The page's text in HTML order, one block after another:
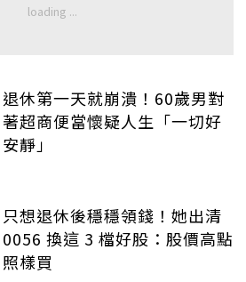
退休第一天就崩潰！60歲男對
著超商便當懷疑人生「一切好
安靜」
只想退休後穩穩領錢！她出清
0056 換這 3 檔好股：股價高點
照樣買